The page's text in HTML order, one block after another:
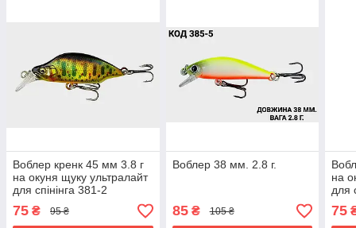
Воблер кренк 45 мм 3.8 г
на окуня щуку ультралайт
для спінінга 381-2
75 ₴ 95 ₴
Воблер 38 мм. 2.8 г.
85₴ 105 ₴
на
для
75